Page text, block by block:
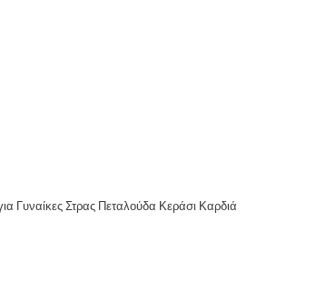
Γυναίκες Στρας Πεταλούδα Κεράσι Καρδιά